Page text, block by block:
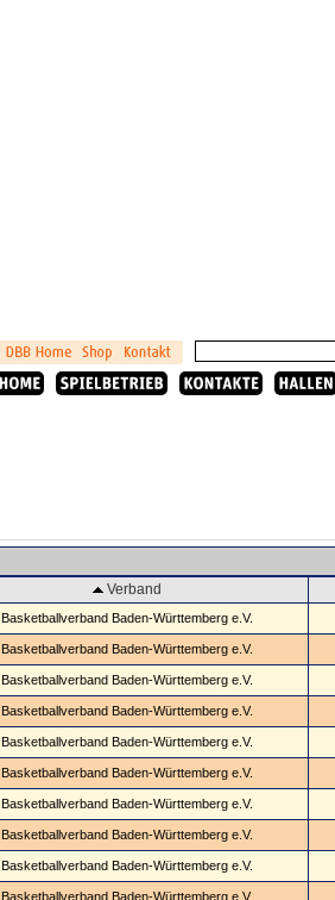
Verband
Basketballverband Baden-Württemberg e.V.
Basketballverband Baden-Württemberg e.V.
Basketballverband Baden-Württemberg e.V.
Basketballverband Baden-Württemberg e.V.
Basketballverband Baden-Württemberg e.V.
Basketballverband Baden-Württemberg e.V.
Basketballverband Baden-Württemberg e.V.
Basketballverband Baden-Württemberg e.V.
Basketballverband Baden-Württemberg e.V.
Basketballverband Baden-Württemberg e.V.